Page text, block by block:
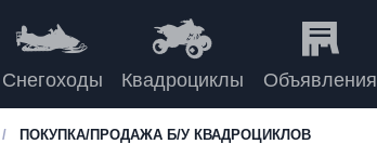
Снегоходы Квадроциклы Объявления
ПОКУПКА/ПРОДАЖА Б/У КВАДРОЦИКЛОВ